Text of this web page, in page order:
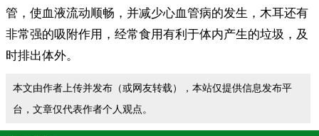
管，使血液流动顺畅，并减少心血管病的发生，木耳还有
非常强的吸附作用，经常食用有利于体内产生的垃圾，及
时排出体外。
本文由作者上传并发布（或网友转载），本站仅提供信息发布平
台，文章仅代表作者个人观点。